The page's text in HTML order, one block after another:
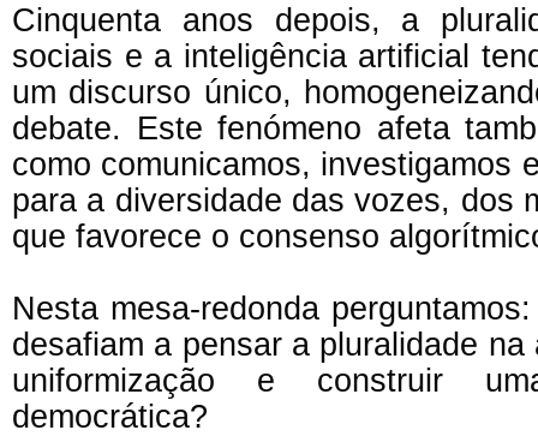
Cinquenta anos depois, a
sociais e a inteligência artificial
um discurso único,
debate. Este fenómeno afeta
como comunicamos, investigamos
para a diversidade das vozes, dos
que favorece o consenso
Nesta mesa-redonda
desafiam a pensar a pluralidade
uniformização e construir
democrática?